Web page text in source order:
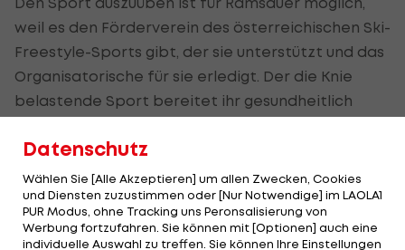
weil es den Förderverein des österreichischen Ski-
Freestyle-Sports gibt, der sie unterstützt und das
Organisatorische für sie erledigt. Der die Knie
belastende Sport bereitet ihr gesundheitlich
eine angeborene Skoliose (seitliche Verdrehung
der Wirbelsäule/Anm.), die macht manchmal
Probleme, es hält sich aber in Grenzen", erzählte
Datenschutz
Wählen Sie [Alle Akzeptieren] um allen Zwecken, Cookies
und Diensten zuzustimmen oder [Nur Notwendige] im LAOLA1
PUR Modus, ohne Tracking uns Peronsalisierung von
Werbung fortzufahren. Sie können mit [Optionen] auch eine
individuelle Auswahl zu treffen. Sie können Ihre Einstellungen